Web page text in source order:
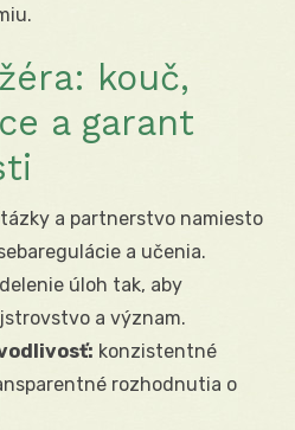
kouč,
a garant
a partnerstvo namiesto
a učenia.
úloh tak, aby
a význam.
konzistentné
rozhodnutia o